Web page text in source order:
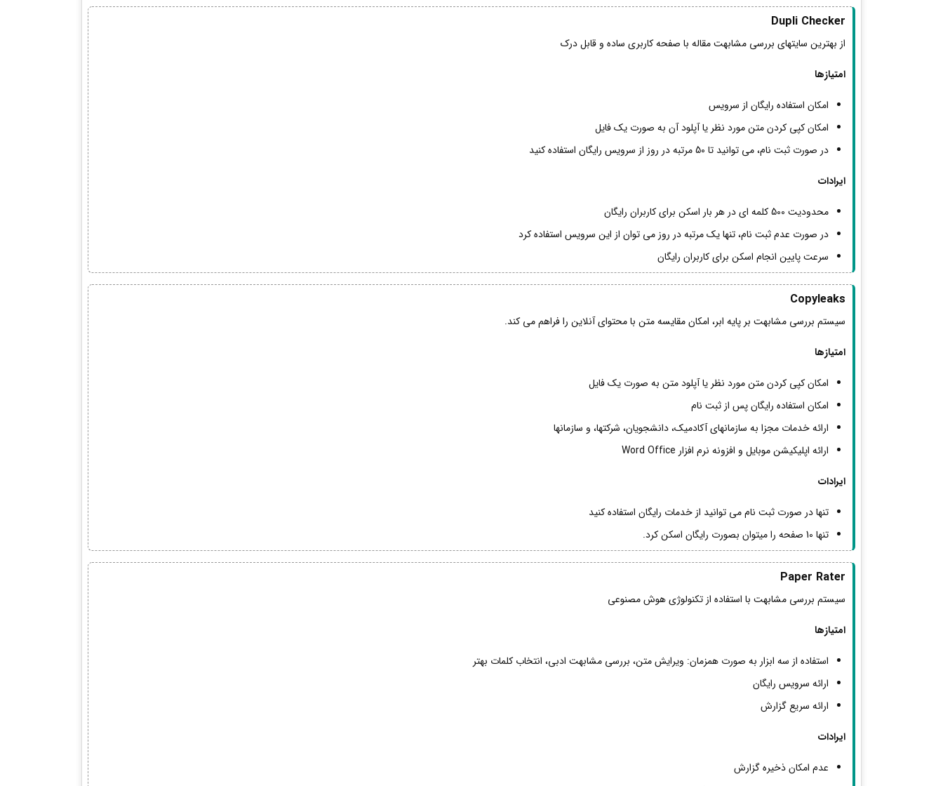
Dupli Checker
از بهترین سایتهای بررسی مشابهت مقاله با صفحه کاربری ساده و قابل درک
امتیازها
امکان استفاده رایگان از سرویس
امکان کپی کردن متن مورد نظر یا آپلود آن به صورت یک فایل
در صورت ثبت نام، می توانید تا 50 مرتبه در روز از سرویس رایگان استفاده کنید
ایرادات
محدودیت 500 کلمه ای در هر بار اسکن برای کاربران رایگان
در صورت عدم ثبت نام، تنها یک مرتبه در روز می توان از این سرویس استفاده کرد
سرعت پایین انجام اسکن برای کاربران رایگان
Copyleaks
سیستم بررسی مشابهت بر پایه ابر، امکان مقایسه متن با محتوای آنلاین را فراهم می کند.
امتیازها
امکان کپی کردن متن مورد نظر یا آپلود متن به صورت یک فایل
امکان استفاده رایگان پس از ثبت نام
ارائه خدمات مجزا به سازمانهای آکادمیک، دانشجویان، شرکتها، و سازمانها
ارائه اپلیکیشن موبایل و افزونه نرم افزار Word Office
ایرادات
تنها در صورت ثبت نام می توانید از خدمات رایگان استفاده کنید
تنها 10 صفحه را میتوان بصورت رایگان اسکن کرد.
Paper Rater
سیستم بررسی مشابهت با استفاده از تکنولوژی هوش مصنوعی
امتیازها
استفاده از سه ابزار به صورت همزمان: ویرایش متن، بررسی مشابهت ادبی، انتخاب کلمات بهتر
ارائه سرویس رایگان
ارائه سریع گزارش
ایرادات
عدم امکان ذخیره گزارش